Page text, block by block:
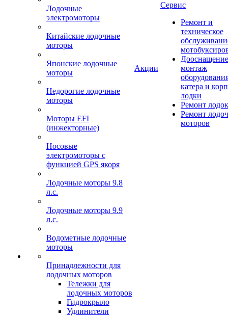
Лодочные
электромоторы
Китайские лодочные
моторы
Японские лодочные
моторы
Недорогие лодочные
моторы
Моторы EFI
(инжекторные)
Носовые
электромоторы с
функцией GPS якоря
Лодочные моторы 9.8
л.с.
Лодочные моторы 9.9
л.с.
Водометные лодочные
моторы
Принадлежности для
лодочных моторов
Тележки для
лодочных моторов
Гидрокрыло
Удлинители
Акции
Сервис
Ремонт и
техническое
монтаж
катера и
лодки
Ремонт
Ремонт
моторов